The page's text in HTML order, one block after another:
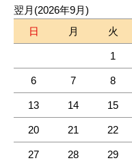
翌月(2026年9月)
日
月 火
1
6 7 8
13 14 15
20 21 22
27 28 29